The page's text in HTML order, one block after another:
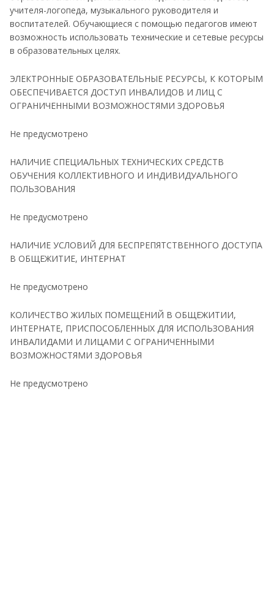
учителя-логопеда, музыкального руководителя и
воспитателей. Обучающиеся с помощью педагогов имеют
возможность использовать технические и сетевые ресурсы
в образовательных целях.
ЭЛЕКТРОННЫЕ ОБРАЗОВАТЕЛЬНЫЕ РЕСУРСЫ, К КОТОРЫМ
ОБЕСПЕЧИВАЕТСЯ ДОСТУП ИНВАЛИДОВ И ЛИЦ С
ОГРАНИЧЕННЫМИ ВОЗМОЖНОСТЯМИ ЗДОРОВЬЯ
Не предусмотрено
НАЛИЧИЕ СПЕЦИАЛЬНЫХ ТЕХНИЧЕСКИХ СРЕДСТВ
ОБУЧЕНИЯ КОЛЛЕКТИВНОГО И ИНДИВИДУАЛЬНОГО
ПОЛЬЗОВАНИЯ
Не предусмотрено
НАЛИЧИЕ УСЛОВИЙ ДЛЯ БЕСПРЕПЯТСТВЕННОГО ДОСТУПА
В ОБЩЕЖИТИЕ, ИНТЕРНАТ
Не предусмотрено
КОЛИЧЕСТВО ЖИЛЫХ ПОМЕЩЕНИЙ В ОБЩЕЖИТИИ,
ИНТЕРНАТЕ, ПРИСПОСОБЛЕННЫХ ДЛЯ ИСПОЛЬЗОВАНИЯ
ИНВАЛИДАМИ И ЛИЦАМИ С ОГРАНИЧЕННЫМИ
ВОЗМОЖНОСТЯМИ ЗДОРОВЬЯ
Не предусмотрено